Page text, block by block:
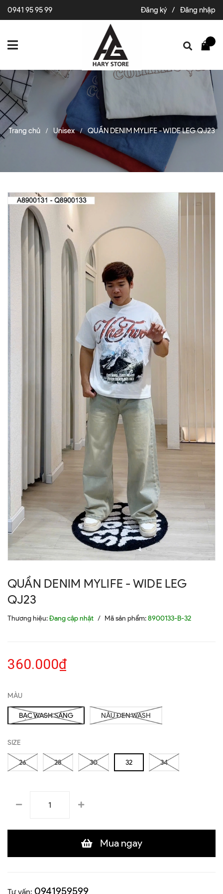
0941 95 95 99 Đăng ký / Đăng nhập
Trang chủ / Unisex / QUẦN DENIM MYLIFE - WIDE LEG QJ23
QUẦN DENIM MYLIFE - WIDE LEG
QJ23
Thương hiệu:Đang cập nhật / Mã sản phẩm:8900133-B-32
360.000₫
MÀU
BẠC WASH SÁNG NÂU ĐEN WASH
SIZE
26 28 30 32 34
Mua ngay
Tư vấn: 0941959599